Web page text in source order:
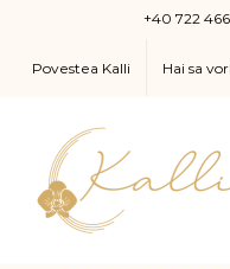
content
+40 722 466
Povestea Kalli Hai sa